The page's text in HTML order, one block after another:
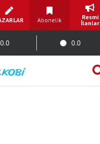
Abonelik
Resmi
İlanlar
0.0 0.0